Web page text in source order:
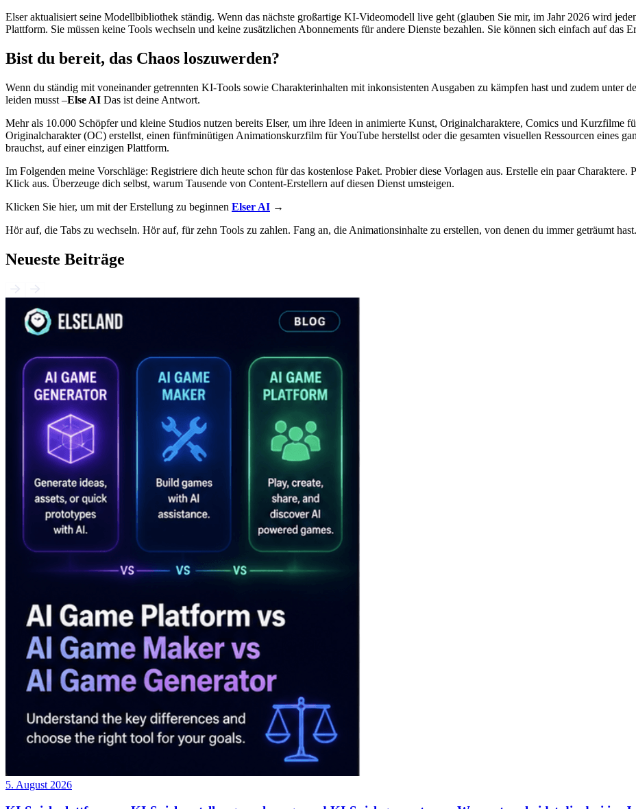
Elser aktualisiert seine Modellbibliothek ständig. Wenn das nächste großartige KI-Videomodell live geht (glauben Sie mir, im Jahr 2026 wird
Plattform. Sie müssen keine Tools wechseln und keine zusätzlichen Abonnements für andere Dienste bezahlen. Sie können sich einfach auf das
Bist du bereit, das Chaos loszuwerden?
Wenn du ständig mit voneinander getrennten KI-Tools sowie Charakterinhalten mit inkonsistenten Ausgaben zu kämpfen hast und zudem unter
leiden musst –Else AI Das ist deine Antwort.
Mehr als 10.000 Schöpfer und kleine Studios nutzen bereits Elser, um ihre Ideen in animierte Kunst, Originalcharaktere, Comics und Kurzfilme
Originalcharakter (OC) erstellst, einen fünfminütigen Animationskurzfilm für YouTube herstellst oder die gesamten visuellen Ressourcen eines
brauchst, auf einer einzigen Plattform.
Im Folgenden meine Vorschläge: Registriere dich heute schon für das kostenlose Paket. Probier diese Vorlagen aus. Erstelle ein paar
Klick aus. Überzeuge dich selbst, warum Tausende von Content-Erstellern auf diesen Dienst umsteigen.
Klicken Sie hier, um mit der Erstellung zu beginnen Elser AI →
Hör auf, die Tabs zu wechseln. Hör auf, für zehn Tools zu zahlen. Fang an, die Animationsinhalte zu erstellen, von denen du immer geträumt hast.
Neueste Beiträge
5. August 2026